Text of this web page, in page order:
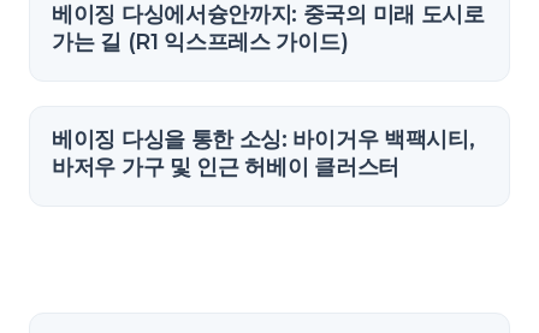
베이징 다싱에서슝안까지: 중국의 미래 도시로
가는 길 (R1 익스프레스 가이드)
베이징 다싱을 통한 소싱: 바이거우 백팩시티,
바저우 가구 및 인근 허베이 클러스터